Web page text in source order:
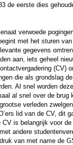
de eerste dies
verwoede
met het sturen
gegevens
aan, iets geheel
(CV)
die als grondslag
Al snel worden
al snel over de
verleden
lid van de CV, dit
CV is belangrijk voor
andere
van met name de